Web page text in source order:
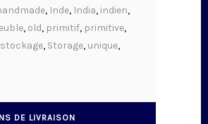
, Inde, India, indien,
, old, primitif, primitive,
stockage, Storage, unique,
DE LIVRAISON